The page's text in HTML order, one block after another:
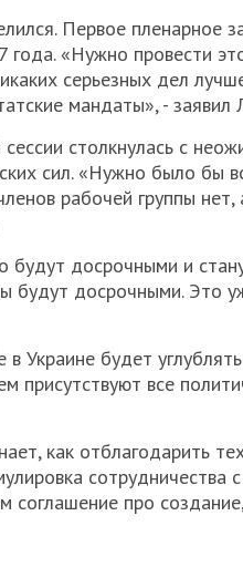
Первое пленарное
«Нужно провести
серьезных дел
мандаты», - заявил
столкнулась с
сил. «Нужно было бы
рабочей группы
будут досрочными и
досрочными. Это
Украине будет
все
как отблагодарить
про